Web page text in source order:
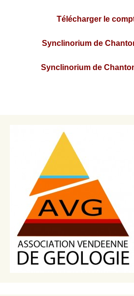
Télécharger le
Synclinorium de
Synclinorium de